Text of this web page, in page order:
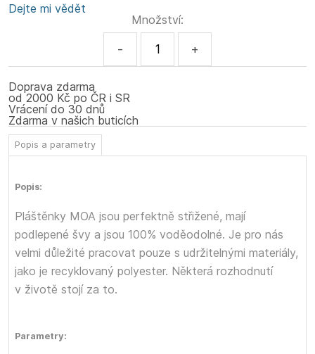
Dejte mi vědět
Množství:
- +
Doprava zdarma
od 2000 Kč po ČR i SR
Vrácení do 30 dnů
Zdarma v našich buticích
Popis a parametry
Popis:
Pláštěnky MOA jsou perfektně střižené, mají
podlepené švy a jsou 100% voděodolné. Je pro nás
velmi důležité pracovat pouze s udržitelnými materiály,
jako je recyklovaný polyester. Některá rozhodnutí
v životě stojí za to.
Parametry: